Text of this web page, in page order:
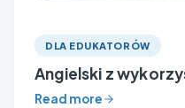
DLA EDUKATORÓW
Angielski z
Read more